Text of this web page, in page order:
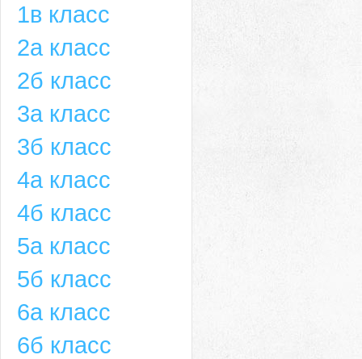
1в класс
2а класс
2б класс
3а класс
3б класс
4а класс
4б класс
5а класс
5б класс
6а класс
6б класс